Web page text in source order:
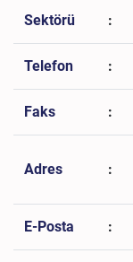
Sektörü :
Telefon :
Faks :
Adres :
E-Posta :